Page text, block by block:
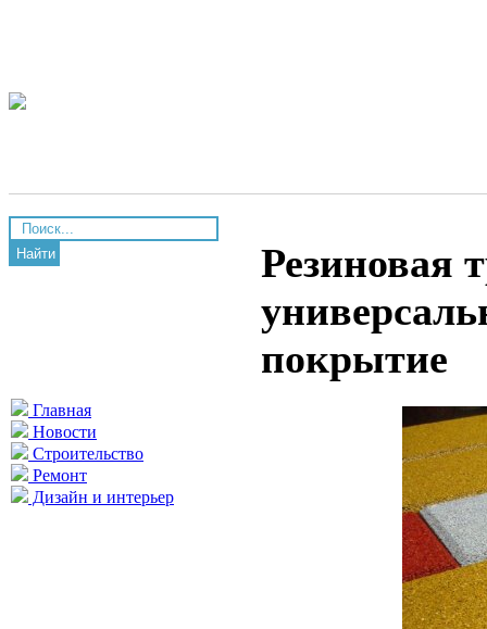
Найти
Главная
Новости
Строительство
Ремонт
Дизайн и интерьер
Резиновая
покрытие